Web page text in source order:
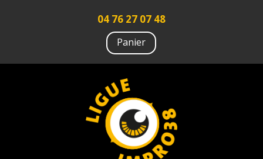
04 76 27 07 48
Panier